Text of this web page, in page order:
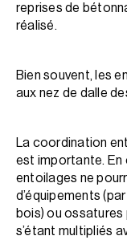
reprises de
réalisé.
Bien souvent, les
aux nez de dalle
La coordination
est importante. En
entoilages ne
d’équipements
bois) ou
s’étant multipliés